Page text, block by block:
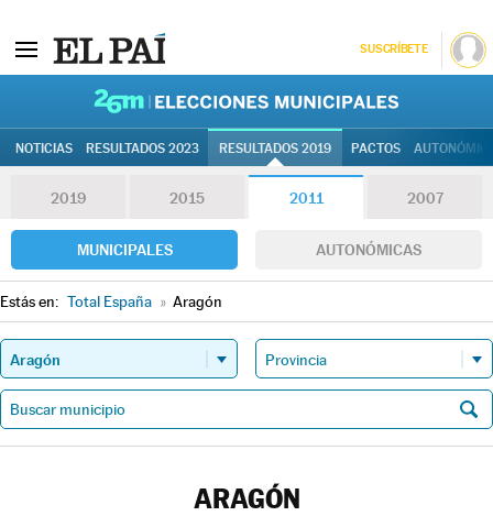
SUSCRÍBETE
NOTICIAS RESULTADOS 2023 RESULTADOS 2019 PACTOS
2019 2015 2011 2007
MUNICIPALES AUTONÓMICAS
Estás en: Total España » Aragón
ARAGÓN